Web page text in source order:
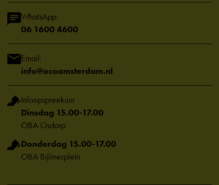
WhatsApp:
06 1600 4600
Email:
info@ocoamsterdam.nl
Inloopspreekuur
Dinsdag 15.00-17.00
OBA Osdorp
Donderdag 15.00-17.00
OBA Bijlmerplein